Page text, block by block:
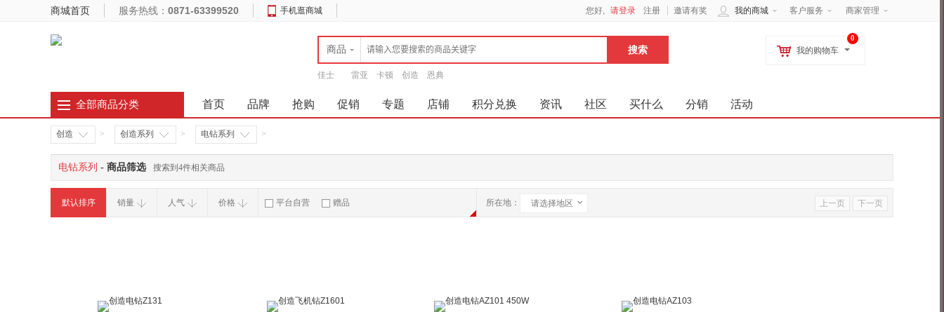
商城首页 服务热线： 0871-63399520 手机逛商城 客户服务 商家管理
我的商城
您好, 请登录 注册 邀请有奖
商品
佳士 雷亚 卡顿 创造 恩典
0
我的购物车
全部商品分类 首页 品牌 抢购 促销 专题 店铺 积分兑换 资讯 社区 买什么 分销 活动
创造 > 创造系列 > 电钻系列 >
电钻系列 - 商品筛选 搜索到4件相关商品
上一页 下一页
默认排序 销量 人气 价格 平台自营 赠品 所在地： 请选择地区